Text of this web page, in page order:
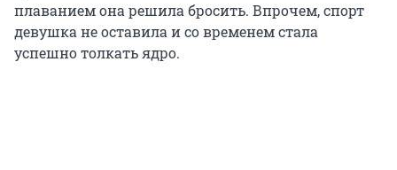
плаванием она решила бросить. Впрочем, спорт
девушка не оставила и со временем стала
успешно толкать ядро.